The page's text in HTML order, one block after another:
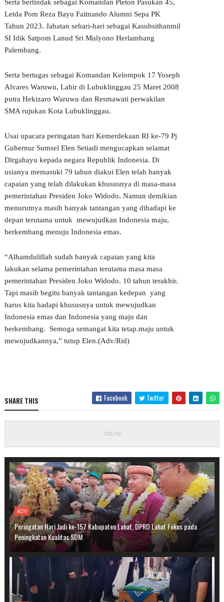
Serta bertindak sebagai Komandan Pleton Pasukan 45,
Letda Pom Reza Bayu Faitnando Alumni Sepa PK
Tahun 2023. Jabatan sehari-hari sebagai Kasubsithanmil
SI Idik Satpom Lanud Sri Mulyono Herlambang
Palembang.
Serta bertugas sebagai Komandan Kelompok 17 Yoseph
Alvares Waruwu, Lahir di Lubuklinggau 25 Maret 2008
putra Hekizaro Waruwu dan Resmawati perwakilan
SMA rujukan Kota Lubuklinggau.
Usai upacara peringatan hari Kemerdekaan RI ke-79 Pj
Gubernur Sumsel Elen Setiadi mengucapkan selamat
Dirgahayu kepada negara Republik Indonesia. Di
usianya memasuki 79 tahun diakui Elen telah banyak
capaian yang telah dilakukan khususnya di masa-masa
pemerintahan Presiden Joko Widodo. Namun demikian
menurutnya masih banyak tantangan yang dihadapi ke
depan terutama untuk mewujudkan Indonesia maju,
berkembang menuju Indonesia emas.
“Alhamdulillah sudah banyak capaian yang kita
lakukan selama pemerintahan terutama masa masa
pemerintahan Presiden Joko Widodo. 10 tahun terakhir.
Tapi masih begitu banyak tantangan kedepan yang
harus kita hadapi khususnya untuk mewujudkan
Indonesia emas dan Indonesia yang maju dan
berkembang. Semoga semangat kita tetap.maju untuk
mewujudkannya,” tutup Elen.(Adv/Rid)
SHARE THIS Facebook Twitter
ADV
Peringatan Hari Jadi ke-157 Kabupaten Lahat, DPRD Lahat Fokus pada
Peningkatan Kualitas SDM